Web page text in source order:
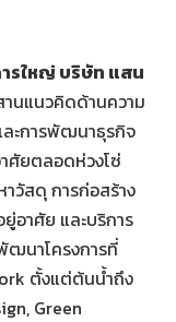
รใหญ่ บริษัท แสน
านแนวคิดด้านความ
ละการพัฒนาธุรกิจ
ศัยตลอดห่วงโซ่
วัสดุ การก่อสร้าง
อาศัย และบริการ
ฒนาโครงการที่
ตั้งแต่ต้นน้ำถึง
Green